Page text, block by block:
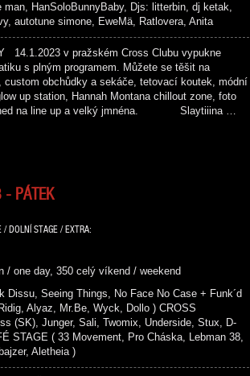
man, HanSoloBunnyBaby, Djs: litterbin, dj ketak,
autotune simone, EweMä, Ratlovera, Anita
14.1.2023 v pražském Cross Clubu vypukne
s plným programem. Můžete se těšit na
custom obchůdky a sekáče, tetovací koutek, módní
up station, Hannah Montana chillout zone, foto
tuned na line up a velký jmnéna. Slaytiiina …
PÁTEK
/ DOLNÍ STAGE / EXTRA:
/ one day, 350 celý víkend / weekend
Dissu, Seeing Things, No Face No Case + Funk´d
Alyaz, Mr.Be, Wyck, Dollo ) CROSS
(SK), Junger, Sali, Twomix, Underside, Stux, D-
STAGE ( 33 Movement, Pro Cháska, Lebman 38,
Aletheia )